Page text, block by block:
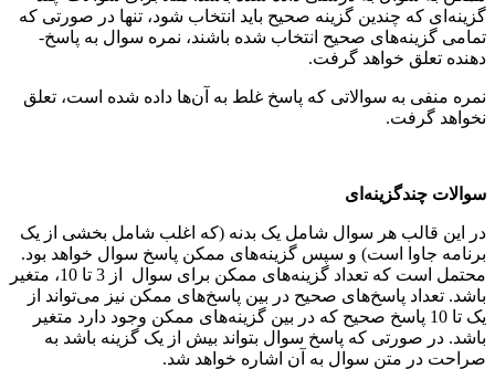
گزینه­‌ای که چندین گزینه صحیح باید انتخاب شود، تنها در صورتی که
تمامی گزینه­‌های صحیح انتخاب شده باشند، نمره سوال به پاسخ­
دهنده تعلق خواهد گرفت.
نمره منفی به سوالاتی که پاسخ غلط به آن‌ها داده شده است، تعلق
نخواهد گرفت.
سوالات چندگزینه­‌ای
در این قالب هر سوال شامل یک بدنه (که اغلب شامل بخشی از یک
برنامه جاوا است) و سپس گزینه­‌های ممکن پاسخ سوال خواهد بود.
محتمل است که تعداد گزینه­‌های ممکن برای سوال از 3 تا 10، متغیر
باشد. تعداد پاسخ‌­های صحیح در بین پاسخ‌های ممکن نیز می­‌تواند از
یک تا 10 پاسخ صحیح که در بین گزینه­‌های ممکن وجود دارد متغیر
باشد. در صورتی که پاسخ سوال بتواند بیش از یک گزینه باشد به
صراحت در متن سوال به آن اشاره خواهد شد.